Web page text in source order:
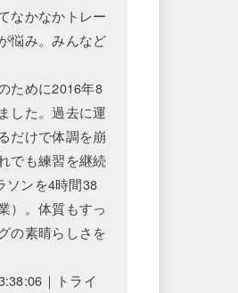
なかなかトレー
悩み。みんなど
ために2016年8
した。過去に運
だけで体調を崩
でも練習を継続
ソンを4時間38
）。体質もすっ
の素晴らしさを
｜トライ